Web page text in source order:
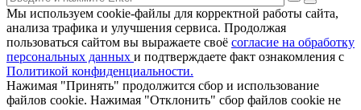
Мы используем cookie-файлы для корректной работы сайта,
анализа трафика и улучшения сервиса. Продолжая
пользоваться сайтом вы выражаете своё согласие на обработку
персональных данных и подтверждаете факт ознакомления с
Политикой конфиденциальности.
Нажимая "Принять" продолжится сбор и использование
файлов cookie. Нажимая "Отклонить" сбор файлов cookie не